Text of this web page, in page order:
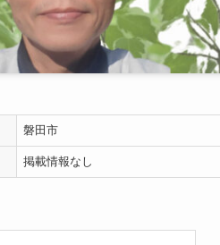
磐田市
掲載情報なし